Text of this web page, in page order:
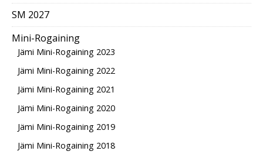
SM 2027
Mini-Rogaining
Jämi Mini-Rogaining 2023
Jämi Mini-Rogaining 2022
Jämi Mini-Rogaining 2021
Jämi Mini-Rogaining 2020
Jämi Mini-Rogaining 2019
Jämi Mini-Rogaining 2018